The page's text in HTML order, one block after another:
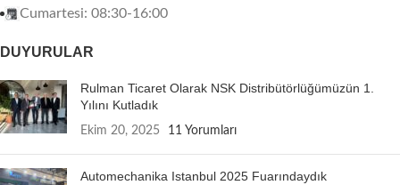
Cumartesi: 08:30-16:00
DUYURULAR
Rulman Ticaret Olarak NSK Distribütörlüğümüzün 1.
Yılını Kutladık
Ekim 20, 2025 11 Yorumları
Automechanika Istanbul 2025 Fuarındaydık